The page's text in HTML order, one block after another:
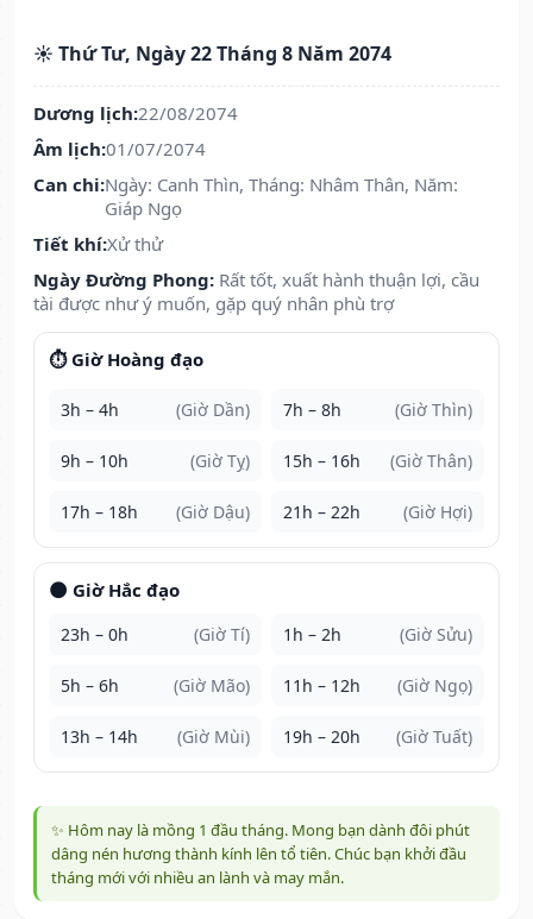
☀️ Thứ Tư, Ngày 22 Tháng 8 Năm 2074
Dương lịch:22/08/2074
Âm lịch:01/07/2074
Can chi:Ngày: Canh Thìn, Tháng: Nhâm Thân, Năm:
Giáp Ngọ
Tiết khí:Xử thử
Ngày Đường Phong: Rất tốt, xuất hành thuận lợi, cầu
tài được như ý muốn, gặp quý nhân phù trợ
⏱️ Giờ Hoàng đạo
3h – 4h (Giờ Dần) 7h – 8h (Giờ Thìn)
9h – 10h (Giờ Tỵ) 15h – 16h (Giờ Thân)
17h – 18h (Giờ Dậu) 21h – 22h (Giờ Hợi)
🌑 Giờ Hắc đạo
23h – 0h (Giờ Tí) 1h – 2h (Giờ Sửu)
5h – 6h (Giờ Mão) 11h – 12h (Giờ Ngọ)
13h – 14h (Giờ Mùi) 19h – 20h (Giờ Tuất)
✨ Hôm nay là mồng 1 đầu tháng. Mong bạn dành đôi phút
dâng nén hương thành kính lên tổ tiên. Chúc bạn khởi đầu
tháng mới với nhiều an lành và may mắn.